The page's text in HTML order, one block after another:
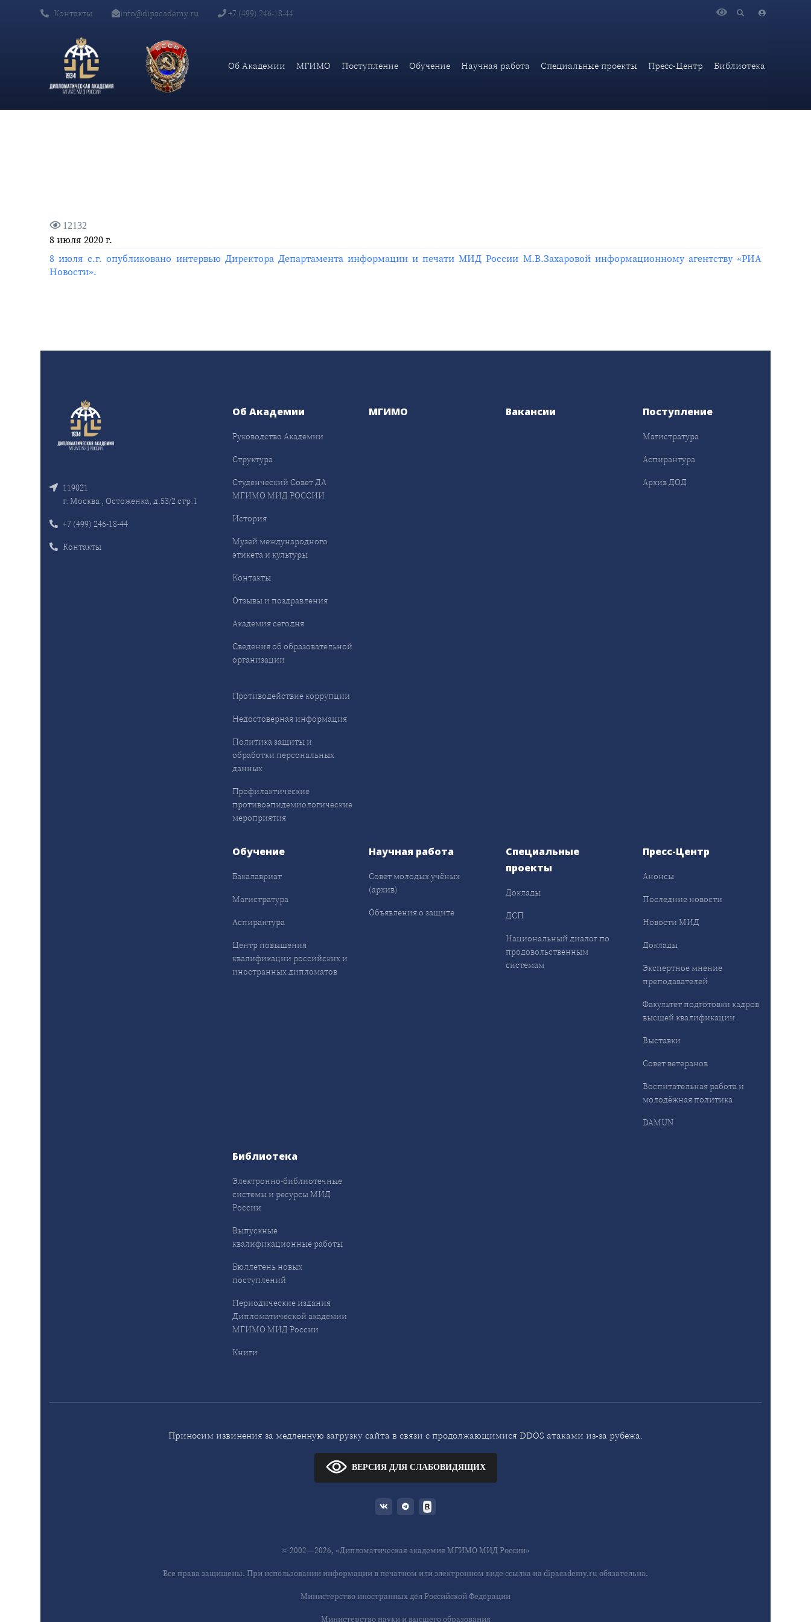
Контакты info@dipacademy.ru +7 (499) 246-18-44
Об Академии МГИМО Поступление Обучение Научная работа Специальные проекты Пресс-Центр Библиотека
Новости и Мероприятия Интервью Директора Департамента информации и печати МИД России М.В.Захаровой
12132
8 июля 2020 г.
8 июля с.г. опубликовано интервью Директора Департамента информации и печати МИД России М.В.Захаровой информационному агентству «РИА
Новости».
119021
г. Москва , Остоженка, д.53/2 стр.1
+7 (499) 246-18-44
Контакты
Об Академии
Руководство Академии
Структура
Студенческий Совет ДА
МГИМО МИД РОССИИ
История
Музей международного
этикета и культуры
Контакты
Отзывы и поздравления
Академия сегодня
Сведения об образовательной
организации
Противодействие коррупции
Недостоверная информация
Политика защиты и
обработки персональных
данных
Профилактические
противоэпидемиологические
мероприятия
МГИМО Вакансии Поступление
Магистратура
Аспирантура
Архив ДОД
Обучение
Бакалавриат
Магистратура
Аспирантура
Центр повышения
квалификации российских и
иностранных дипломатов
Научная работа
Совет молодых учёных
(архив)
Объявления о защите
Специальные
проекты
Доклады
ДСП
Национальный диалог по
продовольственным
системам
Пресс-Центр
Анонсы
Последние новости
Новости МИД
Доклады
Экспертное мнение
преподавателей
Факультет подготовки кадров
высшей квалификации
Выставки
Совет ветеранов
Воспитательная работа и
молодёжная политика
DAMUN
Библиотека
Электронно-библиотечные
системы и ресурсы МИД
России
Выпускные
квалификационные работы
Бюллетень новых
поступлений
Периодические издания
Дипломатической академии
МГИМО МИД России
Книги
Приносим извинения за медленную загрузку сайта в связи с продолжающимися DDOS атаками из-за рубежа.
ВЕРСИЯ ДЛЯ СЛАБОВИДЯЩИХ
© 2002—2026, «Дипломатическая академия МГИМО МИД России»
Все права защищены. При использовании информации в печатном или электронном виде ссылка на dipacademy.ru обязательна.
Министерство иностранных дел Российской Федерации
Министерство науки и высшего образования